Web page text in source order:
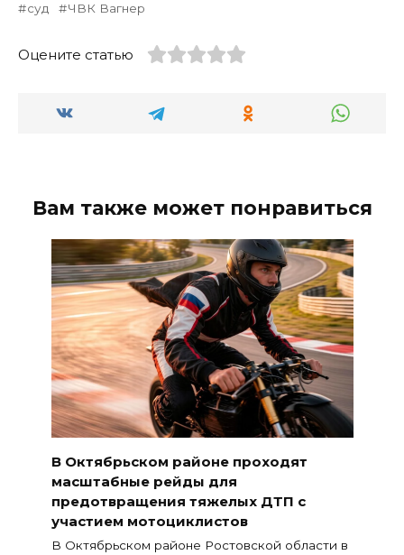
суд
ЧВК Вагнер
Оцените статью
Вам также может понравиться
В Октябрьском районе проходят
масштабные рейды для
предотвращения тяжелых ДТП с
участием мотоциклистов
В Октябрьском районе Ростовской области в